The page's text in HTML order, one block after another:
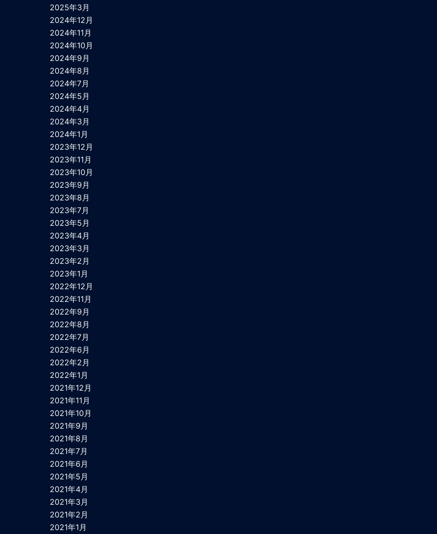
2025年3月
2024年12月
2024年11月
2024年10月
2024年9月
2024年8月
2024年7月
2024年5月
2024年4月
2024年3月
2024年1月
2023年12月
2023年11月
2023年10月
2023年9月
2023年8月
2023年7月
2023年5月
2023年4月
2023年3月
2023年2月
2023年1月
2022年12月
2022年11月
2022年9月
2022年8月
2022年7月
2022年6月
2022年2月
2022年1月
2021年12月
2021年11月
2021年10月
2021年9月
2021年8月
2021年7月
2021年6月
2021年5月
2021年4月
2021年3月
2021年2月
2021年1月